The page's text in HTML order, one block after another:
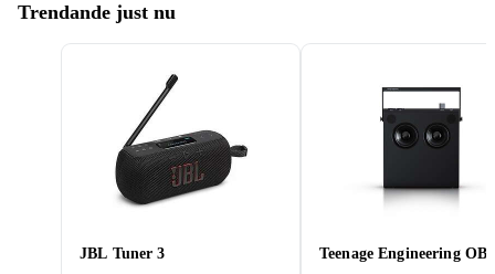
Trendande just nu
JBL Tuner 3 Teenage Engineering